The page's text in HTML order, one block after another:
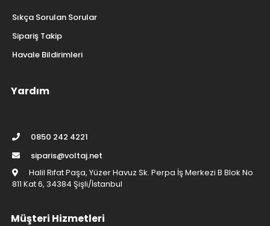
Sıkça Sorulan Sorular
Sipariş Takip
Havale Bildirimleri
Yardım
0850 242 4221
siparis@voltaj.net
Halil Rıfat Paşa, Yüzer Havuz Sk. Perpa İş Merkezi B Blok No
811 Kat 6, 34384 Şişli/İstanbul
Müşteri Hizmetleri